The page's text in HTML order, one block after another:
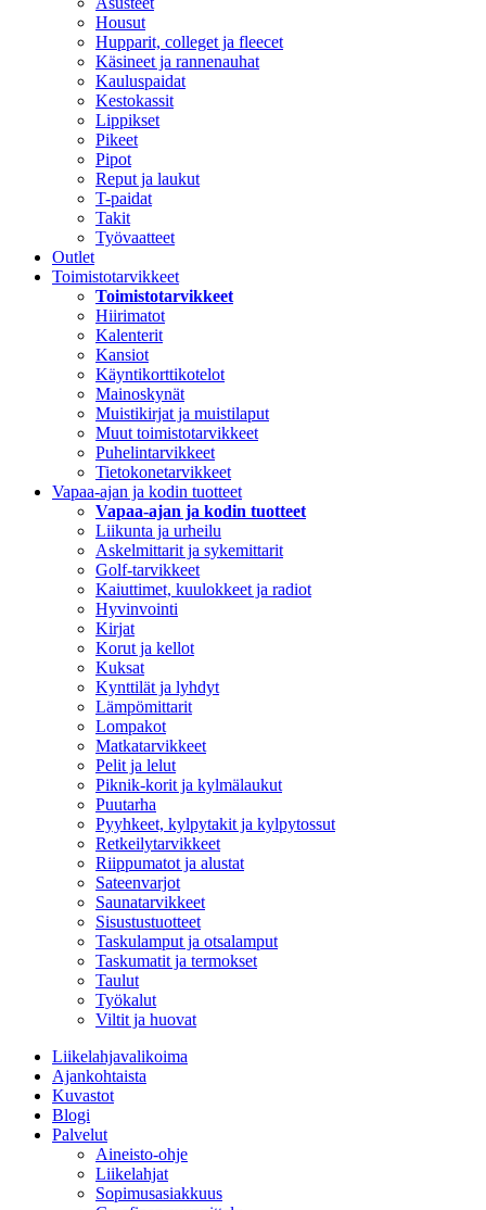
Housut
Hupparit, colleget ja fleecet
Käsineet ja rannenauhat
Kauluspaidat
Kestokassit
Lippikset
Pikeet
Pipot
Reput ja laukut
T-paidat
Takit
Työvaatteet
Outlet
Toimistotarvikkeet
Toimistotarvikkeet
Hiirimatot
Kalenterit
Kansiot
Käyntikorttikotelot
Mainoskynät
Muistikirjat ja muistilaput
Muut toimistotarvikkeet
Puhelintarvikkeet
Tietokonetarvikkeet
Vapaa-ajan ja kodin tuotteet
Vapaa-ajan ja kodin tuotteet
Liikunta ja urheilu
Askelmittarit ja sykemittarit
Golf-tarvikkeet
Kaiuttimet, kuulokkeet ja radiot
Hyvinvointi
Kirjat
Korut ja kellot
Kuksat
Kynttilät ja lyhdyt
Lämpömittarit
Lompakot
Matkatarvikkeet
Pelit ja lelut
Piknik-korit ja kylmälaukut
Puutarha
Pyyhkeet, kylpytakit ja kylpytossut
Retkeilytarvikkeet
Riippumatot ja alustat
Sateenvarjot
Saunatarvikkeet
Sisustustuotteet
Taskulamput ja otsalamput
Taskumatit ja termokset
Taulut
Työkalut
Viltit ja huovat
Liikelahjavalikoima
Ajankohtaista
Kuvastot
Blogi
Palvelut
Aineisto-ohje
Liikelahjat
Sopimusasiakkuus